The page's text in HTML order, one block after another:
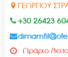
ΓΕΩΡΓΙΟΥ
+30 26423
Ωράριο